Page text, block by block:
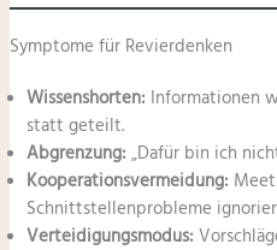
Symptome für Revierdenken
Wissenshorten: Informationen
statt geteilt.
Abgrenzung: „Dafür bin ich
Kooperationsvermeidung:
Schnittstellenprobleme
Verteidigungsmodus: